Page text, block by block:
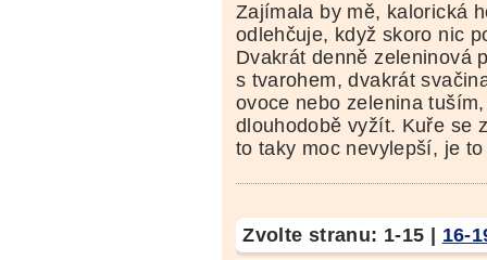
Zajímala by mě, kalorická
odlehčuje, když skoro nic
Dvakrát denně zeleninová
s tvarohem, dvakrát
ovoce nebo zelenina
dlouhodobě vyžít. Kuře se
to taky moc nevylepší, je
Zvolte stranu: 1-15 | 16-